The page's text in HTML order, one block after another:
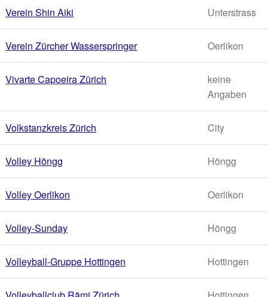
Verein Shin Aiki Unterstrass
Verein Zürcher Wasserspringer Oerlikon
Vivarte Capoeira Zürich
keine
Angaben
Volkstanzkreis Zürich City
Volley Höngg Höngg
Volley Oerlikon Oerlikon
Volley-Sunday Höngg
Volleyball-Gruppe Hottingen Hottingen